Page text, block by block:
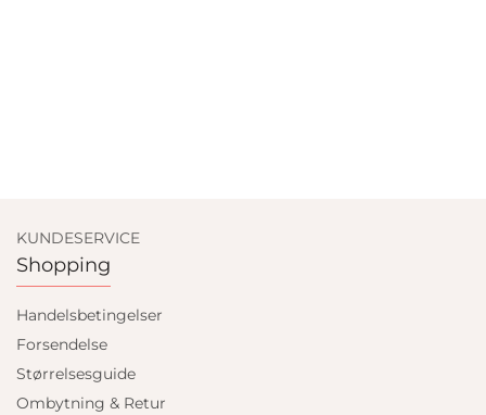
KUNDESERVICE
Shopping
Handelsbetingelser
Forsendelse
Størrelsesguide
Ombytning & Retur